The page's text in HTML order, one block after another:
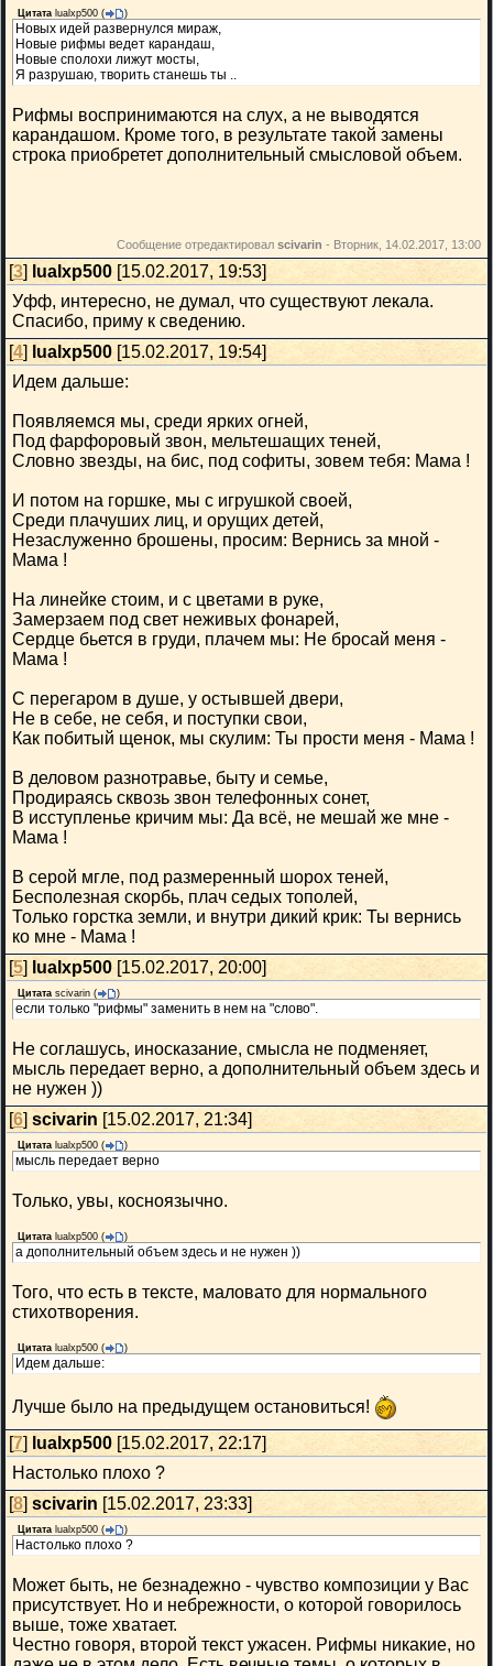
Цитата lualxp500 ( )
Новых идей развернулся мираж,
Новые рифмы ведет карандаш,
Новые сполохи лижут мосты,
Я разрушаю, творить станешь ты ..
Рифмы воспринимаются на слух, а не выводятся
карандашом. Кроме того, в результате такой замены
строка приобретет дополнительный смысловой объем.
Сообщение отредактировал scivarin - Вторник, 14.02.2017, 13:00
[3] lualxp500 [15.02.2017, 19:53]
Уфф, интересно, не думал, что существуют лекала.
Спасибо, приму к сведению.
[4] lualxp500 [15.02.2017, 19:54]
Идем дальше:
Появляемся мы, среди ярких огней,
Под фарфоровый звон, мельтешащих теней,
Словно звезды, на бис, под софиты, зовем тебя: Мама !
И потом на горшке, мы с игрушкой своей,
Среди плачуших лиц, и орущих детей,
Незаслуженно брошены, просим: Вернись за мной -
Мама !
На линейке стоим, и с цветами в руке,
Замерзаем под свет неживых фонарей,
Сердце бьется в груди, плачем мы: Не бросай меня -
Мама !
С перегаром в душе, у остывшей двери,
Не в себе, не себя, и поступки свои,
Как побитый щенок, мы скулим: Ты прости меня - Мама !
В деловом разнотравье, быту и семье,
Продираясь сквозь звон телефонных сонет,
В исступленье кричим мы: Да всё, не мешай же мне -
Мама !
В серой мгле, под размеренный шорох теней,
Бесполезная скорбь, плач седых тополей,
Только горстка земли, и внутри дикий крик: Ты вернись
ко мне - Мама !
[5] lualxp500 [15.02.2017, 20:00]
Цитата scivarin ( )
если только "рифмы" заменить в нем на "слово".
Не соглашусь, иносказание, смысла не подменяет,
мысль передает верно, а дополнительный объем здесь и
не нужен ))
[6] scivarin [15.02.2017, 21:34]
Цитата lualxp500 ( )
мысль передает верно
Только, увы, косноязычно.
Цитата lualxp500 ( )
а дополнительный объем здесь и не нужен ))
Того, что есть в тексте, маловато для нормального
стихотворения.
Цитата lualxp500 ( )
Идем дальше:
Лучше было на предыдущем остановиться!
[7] lualxp500 [15.02.2017, 22:17]
Настолько плохо ?
[8] scivarin [15.02.2017, 23:33]
Цитата lualxp500 ( )
Настолько плохо ?
Может быть, не безнадежно - чувство композиции у Вас
присутствует. Но и небрежности, о которой говорилось
выше, тоже хватает.
Честно говоря, второй текст ужасен. Рифмы никакие, но